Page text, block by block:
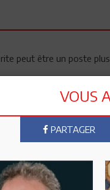
peut être un poste
VOUS
PARTAGER